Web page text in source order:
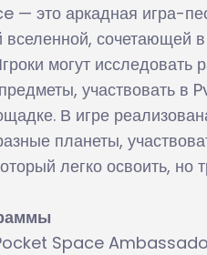
— это аркадная игра-
вселенной, сочетающей
могут
участвовать в
В игре
планеты,
легко освоить, но
Space